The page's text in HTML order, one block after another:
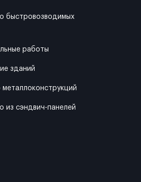
быстровозводимых
работы
зданий
металлоконструкций
из сэндвич-панелей